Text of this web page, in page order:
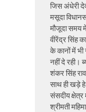
जिस अंधेरी
मसूदा
मौजूदा समय
वीरेंद्र सिंह
के कानों में भी
नहीं दे रही।
शंकर सिंह
साथ ही खड़े
संसदीय
श्रीमती